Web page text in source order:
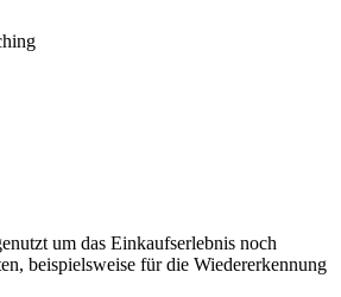
um das Einkaufserlebnis noch
beispielsweise für die Wiedererkennung